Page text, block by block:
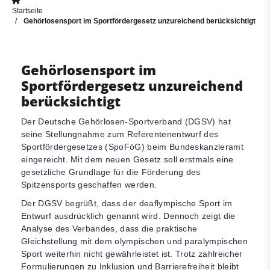
Startseite
Gehörlosensport im Sportfördergesetz unzureichend berücksichtigt
Gehörlosensport im
Sportfördergesetz unzureichend
berücksichtigt
Der Deutsche Gehörlosen-Sportverband (DGSV) hat
seine Stellungnahme zum Referentenentwurf des
Sportfördergesetzes (SpoFöG) beim Bundeskanzleramt
eingereicht. Mit dem neuen Gesetz soll erstmals eine
gesetzliche Grundlage für die Förderung des
Spitzensports geschaffen werden.
Der DGSV begrüßt, dass der deaflympische Sport im
Entwurf ausdrücklich genannt wird. Dennoch zeigt die
Analyse des Verbandes, dass die praktische
Gleichstellung mit dem olympischen und paralympischen
Sport weiterhin nicht gewährleistet ist. Trotz zahlreicher
Formulierungen zu Inklusion und Barrierefreiheit bleibt